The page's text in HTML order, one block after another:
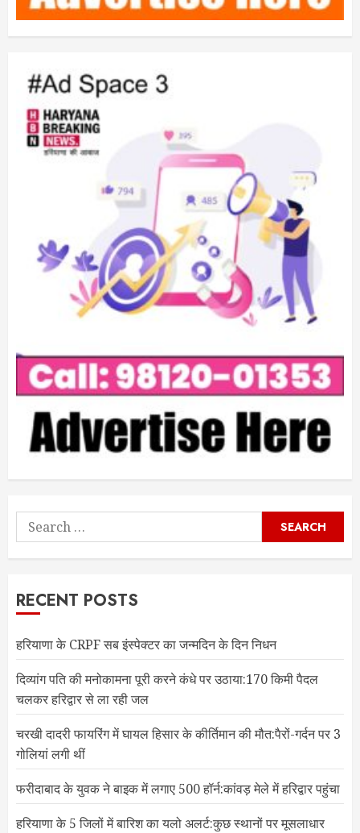
Search
for:
RECENT POSTS
हरियाणा के CRPF सब इंस्पेक्टर का जन्मदिन के दिन निधन
दिव्यांग पति की मनोकामना पूरी करने कंधे पर उठाया:170 किमी पैदल
चलकर हरिद्वार से ला रही जल
चरखी दादरी फायरिंग में घायल हिसार के कीर्तिमान की मौत:पैरों-गर्दन पर 3
गोलियां लगी थीं
फरीदाबाद के युवक ने बाइक में लगाए 500 हॉर्न:कांवड़ मेले में हरिद्वार पहुंचा
हरियाणा के 5 जिलों में बारिश का यलो अलर्ट:कुछ स्थानों पर मूसलाधार